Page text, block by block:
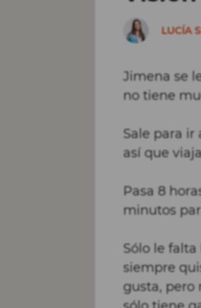
LUCÍA
Jimena se
no tiene
Sale para ir
así que
Pasa 8
minutos
Sólo le
siempre
gusta, pero